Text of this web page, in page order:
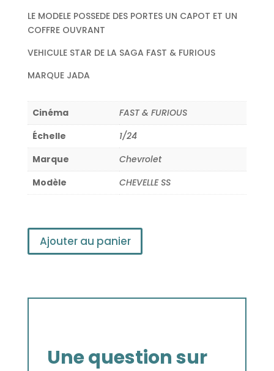
LE MODELE POSSEDE DES PORTES UN CAPOT ET UN
COFFRE OUVRANT
VEHICULE STAR DE LA SAGA FAST & FURIOUS
MARQUE JADA
Cinéma
FAST & FURIOUS
Échelle
1/24
Marque
Chevrolet
Modèle
CHEVELLE SS
Ajouter au panier
Une question sur